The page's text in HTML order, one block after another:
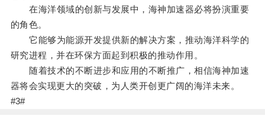
在海洋领域的创新与发展中，海神加速器必将扮演重要
的角色。
它能够为能源开发提供新的解决方案，推动海洋科学的
研究进程，并在环保方面起到积极的推动作用。
随着技术的不断进步和应用的不断推广，相信海神加速
器将会实现更大的突破，为人类开创更广阔的海洋未来。
#3#